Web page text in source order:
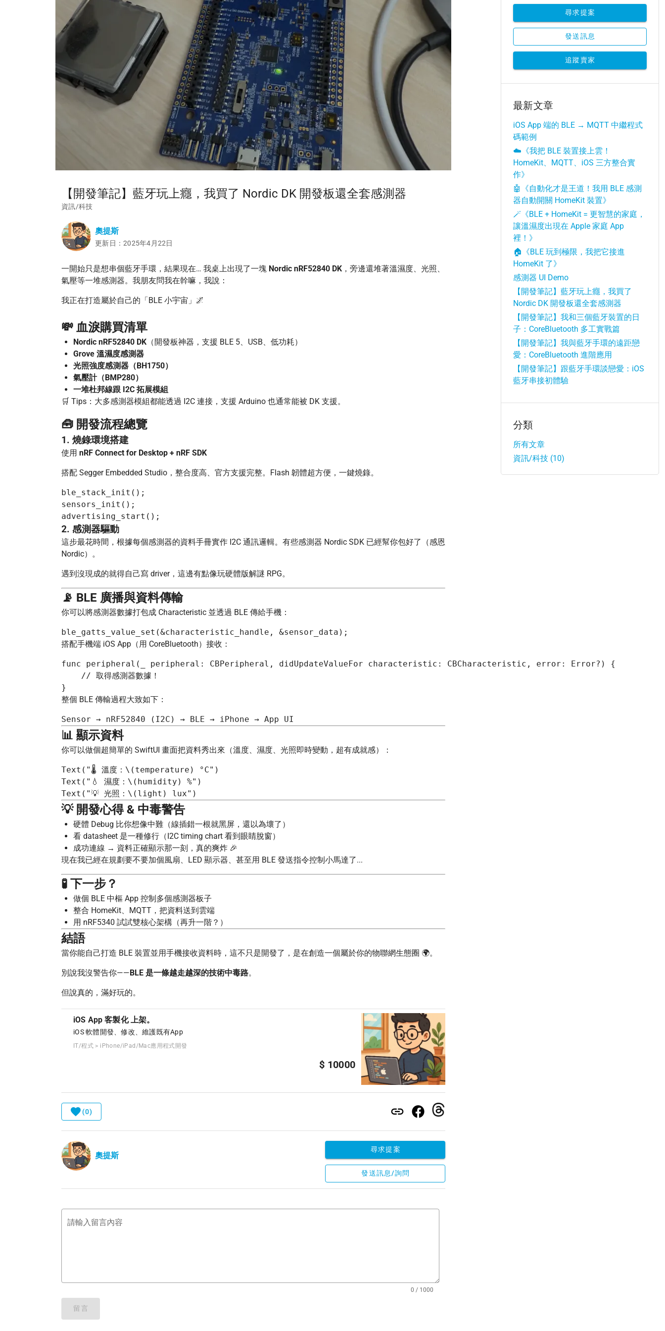
【開發筆記】藍牙玩上癮，我買了 Nordic DK 開發板還全套感測器
資訊/科技
奧提斯
更新日：2025年4月22日
一開始只是想串個藍牙手環，結果現在… 我桌上出現了一塊 Nordic nRF52840 DK ，旁邊還堆著溫濕度、光照、
氣壓等一堆感測器。我朋友問我在幹嘛，我說：
我正在打造屬於自己的「BLE 小宇宙」🌌
💸 血淚購買清單
Nordic nRF52840 DK （開發板神器，支援 BLE 5、USB、低功耗）
Grove 溫濕度感測器
光照強度感測器（BH1750）
氣壓計（BMP280）
一堆杜邦線跟 I2C 拓展模組
🛒 Tips：大多感測器模組都能透過 I2C 連接，支援 Arduino 也通常能被 DK 支援。
🧰 開發流程總覽
1. 燒錄環境搭建
使用 nRF Connect for Desktop + nRF SDK
搭配 Segger Embedded Studio，整合度高、官方支援完整。Flash 韌體超方便，一鍵燒錄。
ble_stack_init();
sensors_init();
2. 感測器驅動
這步最花時間，根據每個感測器的資料手冊實作 I2C 通訊邏輯。有些感測器 Nordic SDK 已經幫你包好了（感恩
Nordic）。
遇到沒現成的就得自己寫 driver，這邊有點像玩硬體版解謎 RPG。
📡 BLE 廣播與資料傳輸
你可以將感測器數據打包成 Characteristic 並透過 BLE 傳給手機：
搭配手機端 iOS App（用 CoreBluetooth）接收：
func peripheral(_ peripheral: CBPeripheral, didUpdateValueFor characteristic: CBCharacteristic, error: Error?) {
    // 取得感測器數據！
整個 BLE 傳輸過程大致如下：
📊 顯示資料
你可以做個超簡單的 SwiftUI 畫面把資料秀出來（溫度、濕度、光照即時變動，超有成就感）：
Text("🌡️ 溫度：\(temperature) °C")
Text("💧 濕度：\(humidity) %")
💡 開發心得 & 中毒警告
硬體 Debug 比你想像中難（線插錯一根就黑屏，還以為壞了）
看 datasheet 是一種修行（I2C timing chart 看到眼睛脫窗）
成功連線 → 資料正確顯示那一刻，真的爽炸 🎉
現在我已經在規劃要不要加個風扇、LED 顯示器、甚至用 BLE 發送指令控制小馬達了...
🧪 下一步？
做個 BLE 中樞 App 控制多個感測器板子
整合 HomeKit、MQTT，把資料送到雲端
用 nRF5340 試試雙核心架構（再升一階？）
結語
當你能自己打造 BLE 裝置並用手機接收資料時，這不只是開發了，是在創造一個屬於你的物聯網生態圈 🌍。
別說我沒警告你——BLE 是一條越走越深的技術中毒路。
但說真的，滿好玩的。
iOS App 客製化 上架。
iOS 軟體開發、修改、維護既有App
IT/程式 > iPhone/iPad/Mac應用程式開發
$ 10000
(0)
奧提斯
尋求提案
發送訊息/詢問
請輸入留言內容
0 / 1000
留言
尋求提案
發送訊息
追蹤賣家
最新文章
iOS App 端的 BLE → MQTT 中繼程式
碼範例
☁️《我把 BLE 裝置接上雲！
HomeKit、MQTT、iOS 三方整合實
作》
🤖《自動化才是王道！我用 BLE 感測
器自動開關 HomeKit 裝置》
🪄《BLE + HomeKit = 更智慧的家庭，
讓溫濕度出現在 Apple 家庭 App
裡！》
🏠《BLE 玩到極限，我把它接進
HomeKit 了》
感測器 UI Demo
【開發筆記】藍牙玩上癮，我買了
Nordic DK 開發板還全套感測器
【開發筆記】我和三個藍牙裝置的日
子：CoreBluetooth 多工實戰篇
【開發筆記】我與藍牙手環的遠距戀
愛：CoreBluetooth 進階應用
【開發筆記】跟藍牙手環談戀愛：iOS
藍牙串接初體驗
分類
所有文章
資訊/科技 (10)